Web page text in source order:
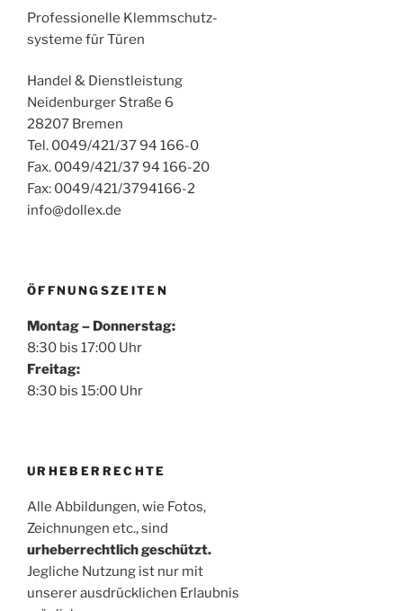
Professionelle Klemmschutz-
systeme für Türen
Handel & Dienstleistung
Neidenburger Straße 6
28207 Bremen
Tel. 0049/421/37 94 166-0
Fax. 0049/421/37 94 166-20
Fax: 0049/421/3794166-2
info@dollex.de
ÖFFNUNGSZEITEN
Montag – Donnerstag:
8:30 bis 17:00 Uhr
Freitag:
8:30 bis 15:00 Uhr
URHEBERRECHTE
Alle Abbildungen, wie Fotos,
Zeichnungen etc., sind
urheberrechtlich geschützt.
Jegliche Nutzung ist nur mit
unserer ausdrücklichen Erlaubnis